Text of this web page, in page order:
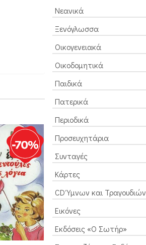
Νεανικά
Ξενόγλωσσα
Οικογενειακά
Οικοδομητικά
Παιδικά
Πατερικά
Περιοδικά
Προσευχητάρια
Συνταγές
Κάρτες
CD Ύμνων και Τραγουδιών
Εικόνες
Εκδόσεις «Ο Σωτήρ»